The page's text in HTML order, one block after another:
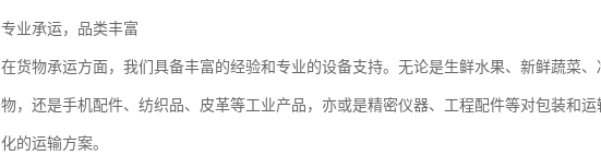
专业承运，品类丰富
在货物承运方面，我们具备丰富的经验和专业的设备支持。无论是生鲜水果、新鲜蔬菜
物，还是手机配件、纺织品、皮革等工业产品，亦或是精密仪器、工程配件等对包装和
化的运输方案。